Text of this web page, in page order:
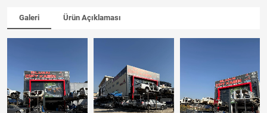
Galeri Ürün Açıklaması